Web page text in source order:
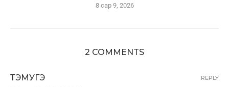
8 сар 9, 2026
2 COMMENTS
ТЭМУГЭ REPLY